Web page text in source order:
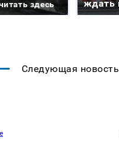
здесь
ждать
Следующая новость